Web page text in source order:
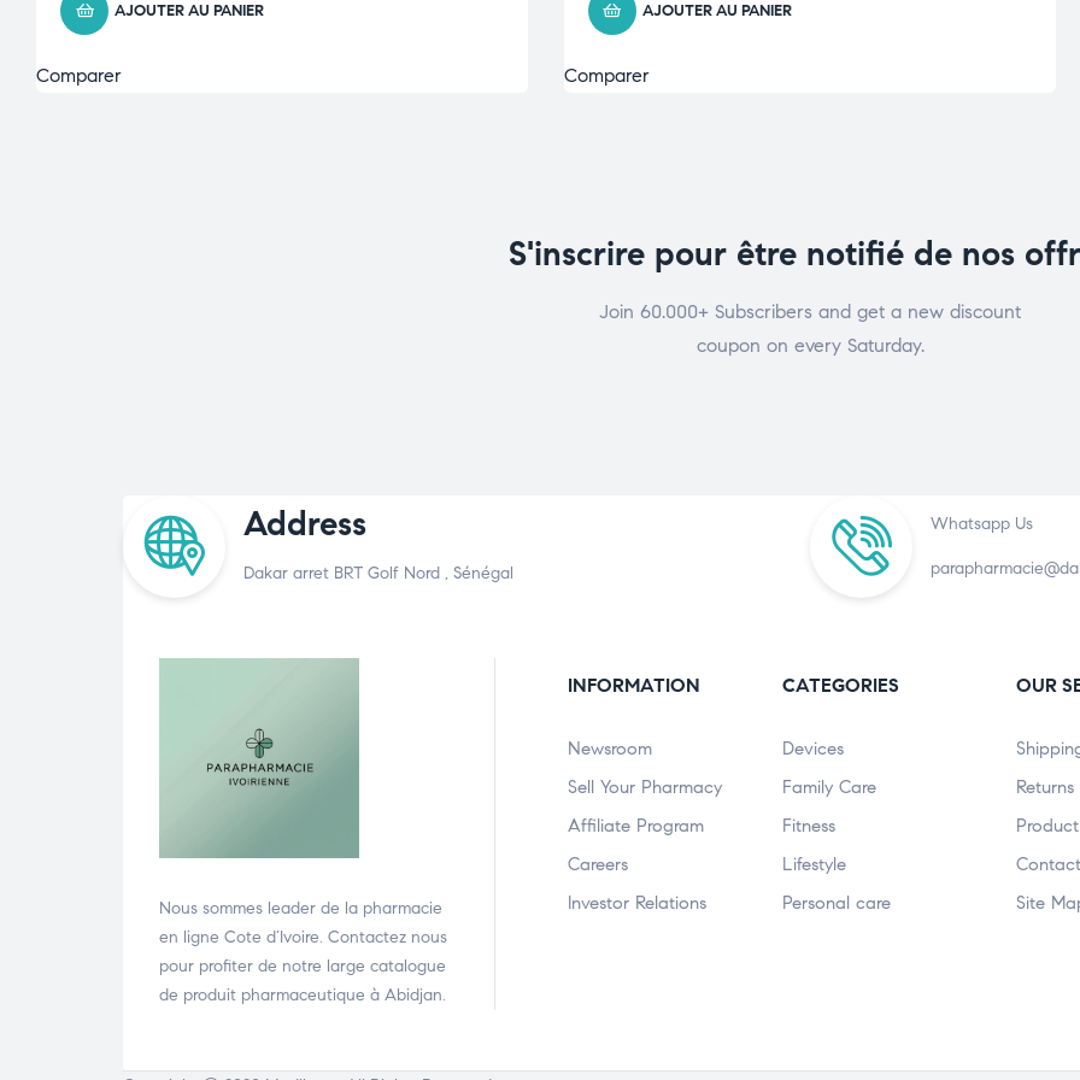
AJOUTER AU PANIER
Comparer
AJOUTER AU PANIER
Comparer
S'inscrire pour être notifié de nos
Join 60.000+ Subscribers and get a new discount
coupon on every Saturday.
Address
Dakar arret BRT Golf Nord , Sénégal
Whatsapp Us
Nous sommes leader de la pharmacie
en ligne Cote d’Ivoire. Contactez nous
pour profiter de notre large catalogue
de produit pharmaceutique à Abidjan.
INFORMATION
Newsroom
Sell Your Pharmacy
Affiliate Program
Careers
Investor Relations
CATEGORIES
Devices
Family Care
Fitness
Lifestyle
Personal care
OUR
Returns
Site